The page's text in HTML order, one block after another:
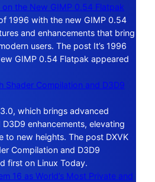
on the New GIMP 0.54 Flatpak
1996 with the new GIMP 0.54
and enhancements that bring
users. The post It’s 1996
GIMP 0.54 Flatpak appeared
Shader Compilation and D3D9
which brings advanced
enhancements, elevating
to new heights. The post DXVK
Compilation and D3D9
first on Linux Today.
16 as World’s Most Private and